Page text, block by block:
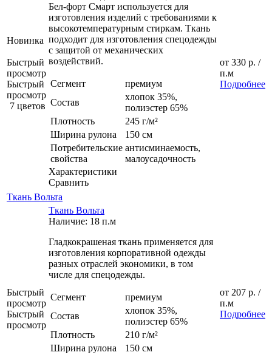
Новинка
Быстрый
просмотр
Быстрый
просмотр
7 цветов
Бел-форт Смарт используется для
изготовления изделий с требованиями к
высокотемпературным стиркам. Ткань
подходит для изготовления спецодежды
с защитой от механических
воздействий.
Сегмент
премиум
Состав
хлопок 35%,
полиэстер 65%
Плотность
245 г/м²
Ширина рулона
150 см
Потребительские
свойства
антисминаемость,
малоусадочность
Характеристики
Сравнить
от 330 р. /
п.м
Подробнее
Ткань Вольта
Быстрый
просмотр
Быстрый
просмотр
Ткань Вольта
Наличие: 18 п.м
Гладкокрашеная ткань применяется для
изготовления корпоративной одежды
разных отраслей экономики, в том
числе для спецодежды.
Сегмент
премиум
Состав
хлопок 35%,
полиэстер 65%
Плотность
210 г/м²
Ширина рулона
150 см
от 207 р. /
п.м
Подробнее